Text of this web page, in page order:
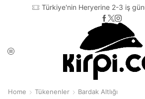
Türkiye'nin Heryerine 2-3 iş
Home Tükenenler Bardak Altlığı